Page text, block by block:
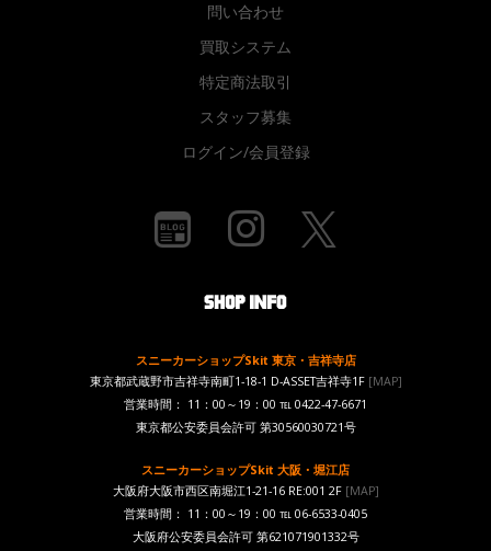
問い合わせ
買取システム
特定商法取引
スタッフ募集
ログイン/会員登録
スニーカーショップSkit 東京・吉祥寺店
東京都武蔵野市吉祥寺南町1-18-1 D-ASSET吉祥寺1F [MAP]
営業時間： 11：00～19：00 ℡ 0422-47-6671
東京都公安委員会許可 第30560030721号
スニーカーショップSkit 大阪・堀江店
大阪府大阪市西区南堀江1-21-16 RE:001 2F[MAP]
営業時間： 11：00～19：00 ℡ 06-6533-0405
大阪府公安委員会許可 第621071901332号